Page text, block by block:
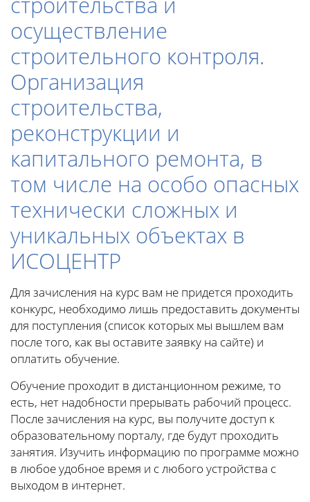
осуществление
строительного контроля.
Организация
строительства,
реконструкции и
капитального ремонта, в
том числе на особо опасных
технически сложных и
уникальных объектах в
ИСОЦЕНТР
Для зачисления на курс вам не придется проходить
конкурс, необходимо лишь предоставить документы
для поступления (список которых мы вышлем вам
после того, как вы оставите заявку на сайте) и
оплатить обучение.
Обучение проходит в дистанционном режиме, то
есть, нет надобности прерывать рабочий процесс.
После зачисления на курс, вы получите доступ к
образовательному порталу, где будут проходить
занятия. Изучить информацию по программе можно
в любое удобное время и с любого устройства с
выходом в интернет.